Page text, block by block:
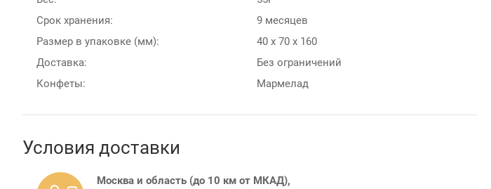
Срок хранения:
9 месяцев
Размер в упаковке (мм):
40 х 70 х 160
Доставка:
Без ограничений
Конфеты:
Мармелад
Условия доставки
Москва и область (до 10 км от МКАД),